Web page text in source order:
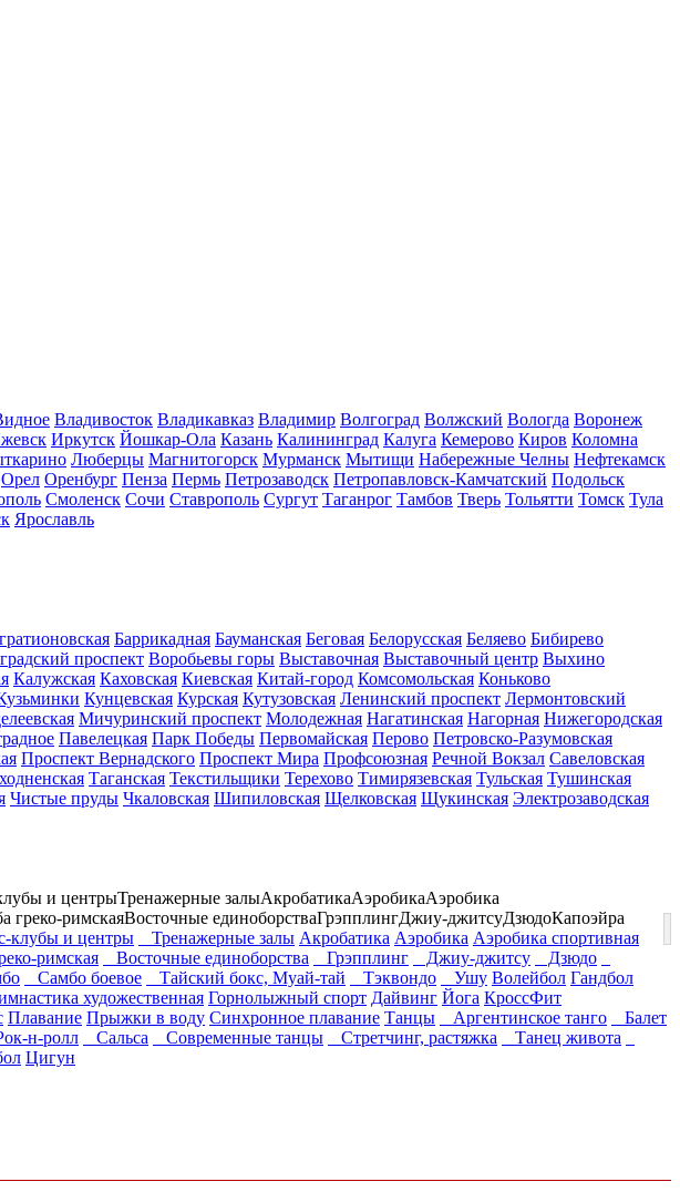
Владивосток Владикавказ Владимир Волгоград Волжский Вологда Воронеж
Иркутск Йошкар-Ола Казань Калининград Калуга Кемерово Киров Коломна
Люберцы Магнитогорск Мурманск Мытищи Набережные Челны Нефтекамск
Орел Оренбург Пенза Пермь Петрозаводск Петропавловск-Камчатский Подольск
Смоленск Сочи Ставрополь Сургут Таганрог Тамбов Тверь Тольятти Томск Тула
Ярославль
Баррикадная Бауманская Беговая Белорусская Беляево Бибирево
проспект Воробьевы горы Выставочная Выставочный центр Выхино
Калужская Каховская Киевская Китай-город Комсомольская Коньково
Кунцевская Курская Кутузовская Ленинский проспект Лермонтовский
Мичуринский проспект Молодежная Нагатинская Нагорная Нижегородская
Павелецкая Парк Победы Первомайская Перово Петровско-Разумовская
Проспект Вернадского Проспект Мира Профсоюзная Речной Вокзал Савеловская
Таганская Текстильщики Терехово Тимирязевская Тульская Тушинская
Чистые пруды Чкаловская Шипиловская Щелковская Щукинская Электрозаводская
и центрыТренажерные залыАкробатикаАэробикаАэробика
греко-римскаяВосточные единоборстваГрэпплингДжиу-джитсуДзюдоКапоэйра
клубы и центры Тренажерные залы Акробатика Аэробика Аэробика спортивная
римская Восточные единоборства Грэпплинг Джиу-джитсу
Дзюдо
Самбо боевое Тайский бокс, Муай-тай Тэквондо Ушу Волейбол Гандбол
художественная Горнолыжный спорт Дайвинг Йога КроссФит
Плавание Прыжки в воду Синхронное плавание Танцы Аргентинское танго
Балет
н-ролл Сальса Современные танцы Стретчинг, растяжка
Танец живота
Цигун